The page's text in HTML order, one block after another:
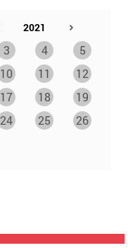
3 4
5
10 11
12
17 18
19
24 25
26